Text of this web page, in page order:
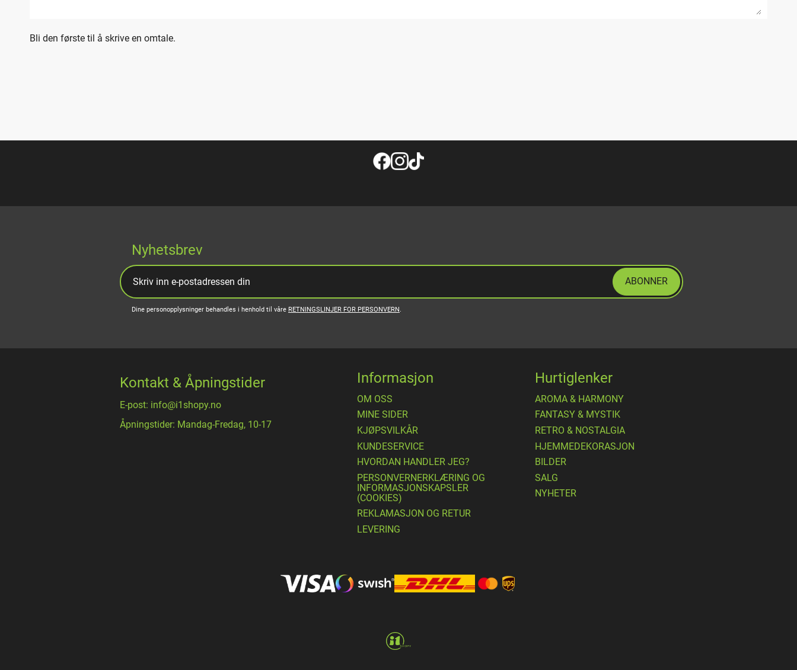
Bli den første til å skrive en omtale.
Nyhetsbrev
ABONNER
Dine personopplysninger behandles i henhold til våre RETNINGSLINJER FOR PERSONVERN.
Kontakt & Åpningstider
E-post: info@i1shopy.no
Åpningstider: Mandag-Fredag, 10-17
Informasjon
OM OSS
MINE SIDER
​KJØPSVILKÅR
KUNDESERVICE
HVORDAN HANDLER JEG?
PERSONVERNERKLÆRING OG
INFORMASJONSKAPSLER
(COOKIES)
REKLAMASJON OG RETUR
LEVERING
Hurtiglenker
AROMA & HARMONY
FANTASY & MYSTIK
RETRO & NOSTALGIA
HJEMMEDEKORASJON
BILDER
SALG
NYHETER